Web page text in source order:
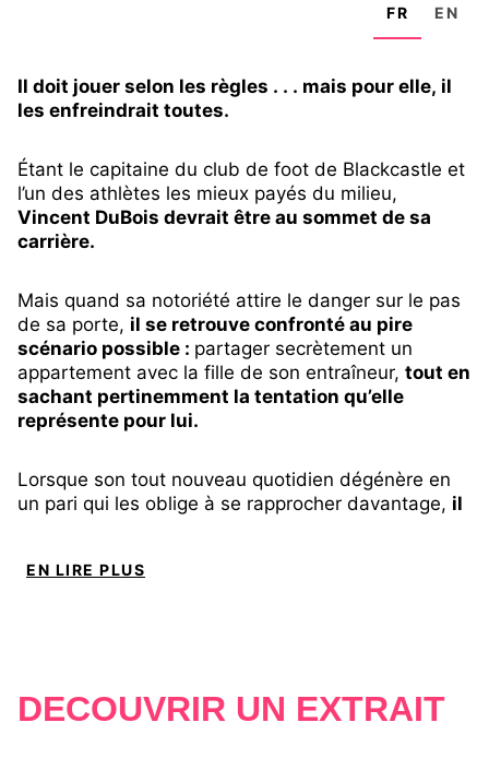
FR EN
Il doit jouer selon les règles . . . mais pour elle, il
les enfreindrait toutes.
Étant le capitaine du club de foot de Blackcastle et
l’un des athlètes les mieux payés du milieu,
Vincent DuBois devrait être au sommet de sa
carrière.
Mais quand sa notoriété attire le danger sur le pas
de sa porte, il se retrouve confronté au pire
scénario possible : partager secrètement un
appartement avec la fille de son entraîneur, tout en
sachant pertinemment la tentation qu’elle
représente pour lui.
Lorsque son tout nouveau quotidien dégénère en
un pari qui les oblige à se rapprocher davantage, il
En tant que nutritionniste sportive et fille d’un
entraîneur de foot légendaire, Brooklyn Armstrong
EN LIRE PLUS
DÉCOUVRIR UN EXTRAIT